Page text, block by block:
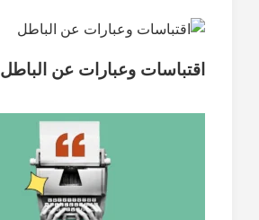
اقتباسات وعبارات عن الباطل